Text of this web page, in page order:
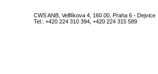
CWS ANB, Velflíkova 4, 160 00, Praha 6 - Dejvice
Tel.: +420 224 310 394, +420 224 315 589